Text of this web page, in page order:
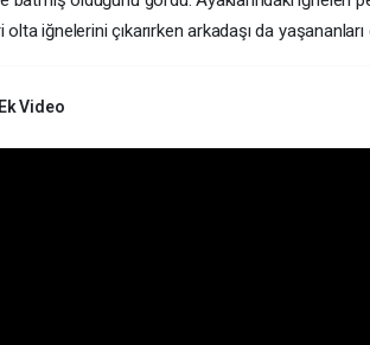
olta iğnelerini çıkarırken arkadaşı da
Video